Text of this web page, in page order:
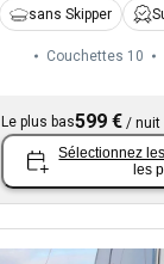
sans Skipper
Couchettes 10
Le plus bas599 €/ nuit
Sélectionnez
les